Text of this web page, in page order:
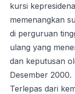
kursi
memenangkan
di perguruan
ulang yang
dan keputusan
Desember 2000.
Terlepas dari